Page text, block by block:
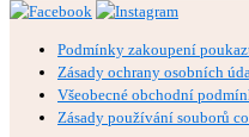
Podmínky zakoupení
Zásady ochrany osobních
Všeobecné obchodní
Zásady používání souborů